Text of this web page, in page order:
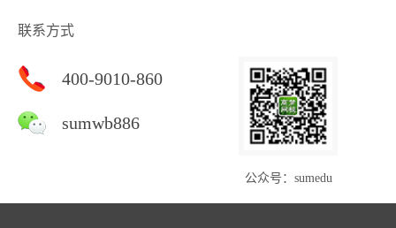
联系方式
400-9010-860
sumwb886
公众号：sumedu